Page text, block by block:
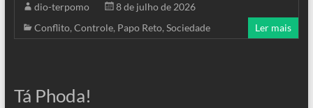
dio-terpomo
8 de julho de 2026
Conflito, Controle, Papo Reto, Sociedade Ler mais
Tá Phoda!